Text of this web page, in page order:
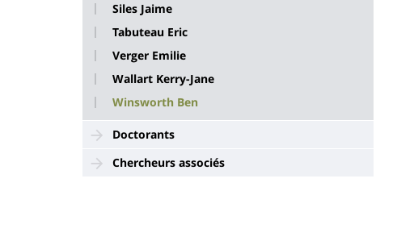
Siles Jaime
Tabuteau Eric
Verger Emilie
Wallart Kerry-Jane
Winsworth Ben
Doctorants
Chercheurs associés